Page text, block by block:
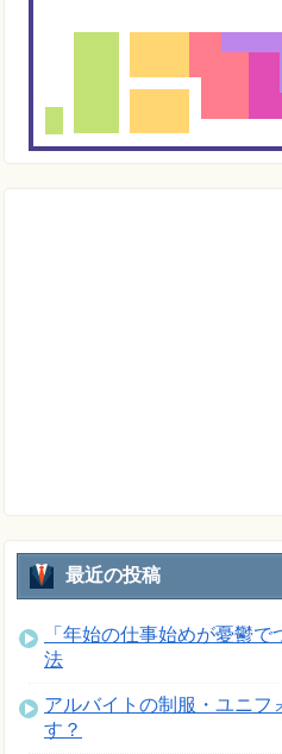
最近の投稿
「年始の仕事始めが憂鬱
法
アルバイトの制服・ユニフ
す？